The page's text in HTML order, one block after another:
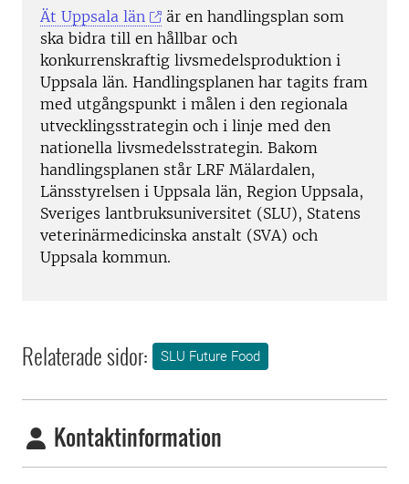
Ät Uppsala län
är en handlingsplan som
ska bidra till en hållbar och
konkurrenskraftig livsmedelsproduktion i
Uppsala län. Handlingsplanen har tagits fram
med utgångspunkt i målen i den regionala
utvecklingsstrategin och i linje med den
nationella livsmedelsstrategin. Bakom
handlingsplanen står LRF Mälardalen,
Länsstyrelsen i Uppsala län, Region Uppsala,
Sveriges lantbruksuniversitet (SLU), Statens
veterinärmedicinska anstalt (SVA) och
Uppsala kommun.
Relaterade sidor: SLU Future Food
Kontaktinformation